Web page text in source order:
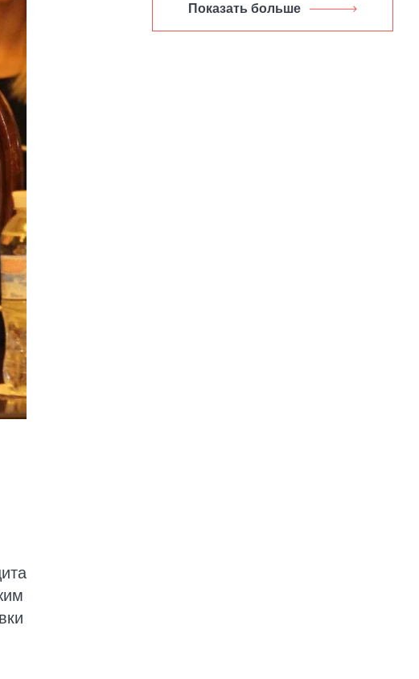
Показать больше